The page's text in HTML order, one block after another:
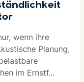
wenn ihre
Planung,
im Ernstf...